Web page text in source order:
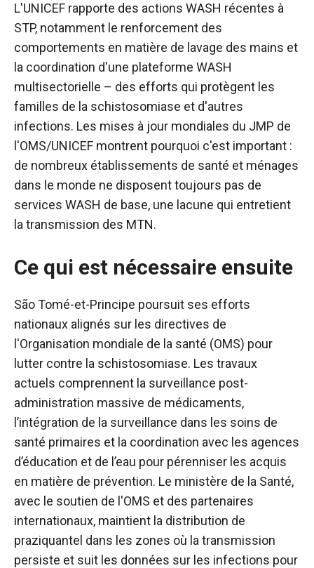
L'UNICEF rapporte des actions WASH récentes à
STP, notamment le renforcement des
comportements en matière de lavage des mains et
la coordination d'une plateforme WASH
multisectorielle – des efforts qui protègent les
familles de la schistosomiase et d'autres
infections. Les mises à jour mondiales du JMP de
l'OMS/UNICEF montrent pourquoi c'est important :
de nombreux établissements de santé et ménages
dans le monde ne disposent toujours pas de
services WASH de base, une lacune qui entretient
la transmission des MTN.
Ce qui est nécessaire ensuite
São Tomé-et-Principe poursuit ses efforts
nationaux alignés sur les directives de
l'Organisation mondiale de la santé (OMS) pour
lutter contre la schistosomiase. Les travaux
actuels comprennent la surveillance post-
administration massive de médicaments,
l’intégration de la surveillance dans les soins de
santé primaires et la coordination avec les agences
d’éducation et de l’eau pour pérenniser les acquis
en matière de prévention. Le ministère de la Santé,
avec le soutien de l'OMS et des partenaires
internationaux, maintient la distribution de
praziquantel dans les zones où la transmission
persiste et suit les données sur les infections pour